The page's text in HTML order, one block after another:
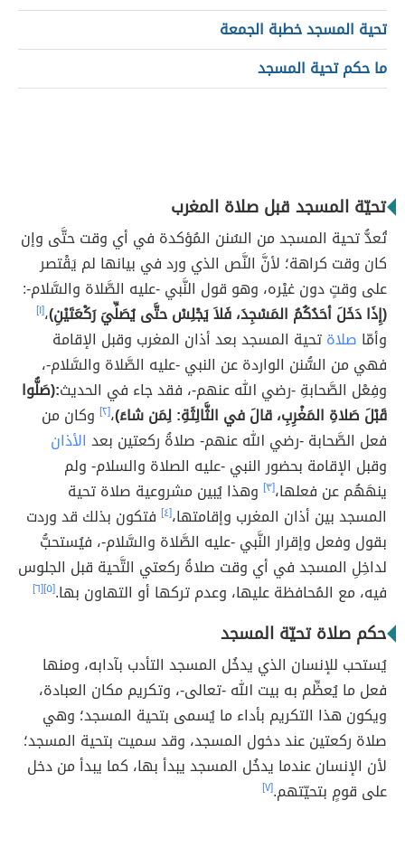
تحية المسجد خطبة الجمعة
ما حكم تحية المسجد
تحيّة المسجد قبل صلاة المغرب
تُعدُّ تحية المسجد من السُنن المُؤكدة في أي وقت حتَّى وإن
كان وقت كراهة؛ لأنَّ النَّص الذي ورد في بيانها لم يَقْتصر
على وقتٍ دون غيْره، وهو قول النَّبي -عليه الصَّلاة والسَّلام-:
(إِذَا دَخَلَ أحَدُكُمُ المَسْجِدَ، فَلاَ يَجْلِسْ حتَّى يُصَلِّيَ رَكْعَتَيْنِ)،[١]
وأمّا صلاةتحية المسجد بعد أذان المغرب وقبل الإقامة
فهي من السُّنن الواردة عن النبي -عليه الصَّلاة والسَّلام-،
وفِعْل الصَّحابةِ -رضي الله عنهم-، فقد جاء في الحديث:(صَلُّوا
قَبْلَ صَلاةِ المَغْرِبِ، قالَ في الثَّالِثَةِ: لِمَن شاءَ)،[٢]
وكان من
فعل الصَّحابة -رضي الله عنهم- صلاةُ ركعتين بعد الأذان
وقبل الإقامة بحضور النبي -عليه الصلاة والسلام- ولم
ينهَهُم عن فعلها،[٣]
وهذا يُبين مشروعية صلاة تحية
المسجد بين أذان المغرب وإقامتها،[٤]
فتكون بذلك قد وردت
بقول وفعل وإقرار النَّبي -عليه الصَّلاة والسَّلام-، فيُستحبُّ
لداخِلِ المسجد في أي وقت صلاةُ ركعتي التَّحية قبل الجلوس
فيه، مع المُحافظة عليها، وعدم تركها أو التهاون بها.[٥] [٦]
حكم صلاة تحيّة المسجد
يُستحب للإنسان الذي يدخُل المسجد التأدب بآدابه، ومنها
فعل ما يُعظِّم به بيت الله -تعالى-، وتكريم مكان العبادة،
ويكون هذا التكريم بأداء ما يُسمى بتحية المسجد؛ وهي
صلاة ركعتين عند دخول المسجد، وقد سميت بتحية المسجد؛
لأن الإنسان عندما يدخُل المسجد يبدأ بها، كما يبدأ من دخل
على قومٍ بتحيّتهم.[٧]